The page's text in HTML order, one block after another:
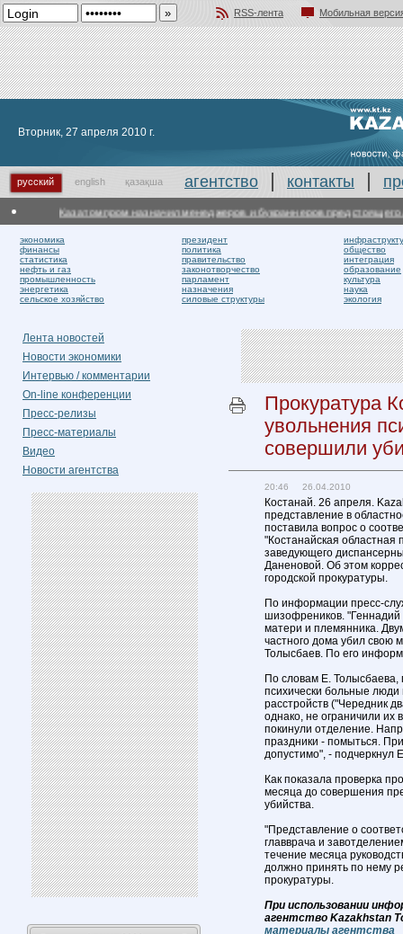
RSS-лента
Мобильная
Вторник, 27 апреля 2010 г.
русский english қазақша агентство контакты
Казатомпром назначил менеджеров и букраннеров предстоящего
экономика
финансы
статистика
нефть и газ
промышленность
энергетика
сельское хозяйство
президент
политика
правительство
законотворчество
парламент
назначения
силовые структуры
общество
интеграция
образование
культура
наука
экология
Лента новостей
Новости экономики
Интервью / комментарии
On-line конференции
Пресс-релизы
Пресс-материалы
Видео
Новости агентства
Прокуратура
увольнения
совершили
20:46 26.04.2010
Костанай. 26 апреля.
представление в
поставила вопрос о
"Костанайская
заведующего
Даненовой. Об этом
городской прокуратуры.
По информации пресс-
шизофреников. "Геннадий
матери и племянника.
частного дома убил свою
Толысбаев. По его
По словам Е. Толысбаева,
психически больные
расстройств ("Чередник
однако, не ограничили их
покинули отделение.
праздники - помыться.
допустимо", - подчеркнул
Как показала проверка
месяца до совершения
убийства.
"Представление о
главврача и
течение месяца
должно принять по нему
прокуратуры.
При использовании
агентство Kazakhstan
материалы агентства